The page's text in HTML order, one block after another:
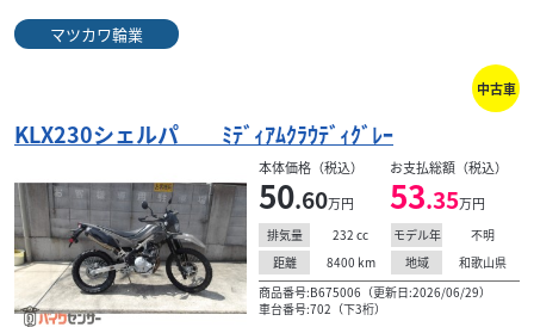
マツカワ輪業
中古車
KLX230シェルパ ﾐﾃﾞｨｱﾑｸﾗｳﾃﾞｨｸﾞﾚｰ
本体価格（税込）
50.60万円
お支払総額（税込）
53.35万円
排気量 232 cc モデル年
不明
距離
8400 km 地域
和歌山県
商品番号:B675006（更新日:2026/06/29）
車台番号:702（下3桁）